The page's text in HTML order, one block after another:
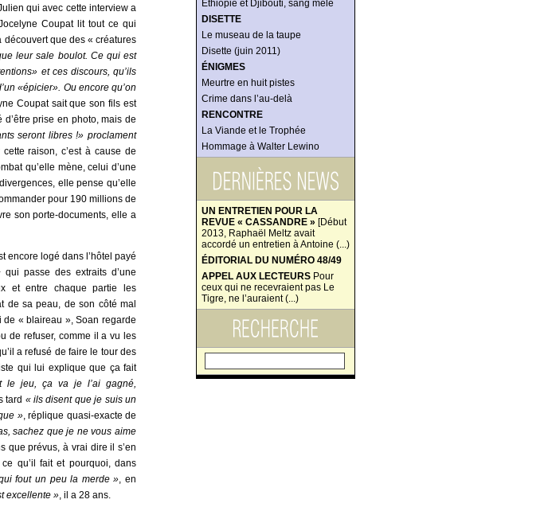
Éthiopie et Djibouti, sang mêlé
DISETTE
Le museau de la taupe
Disette (juin 2011)
ÉNIGMES
Meurtre en huit pistes
Crime dans l’au-delà
RENCONTRE
La Viande et le Trophée
Hommage à Walter Lewino
UN ENTRETIEN POUR LA
REVUE « CASSANDRE » [Début
2013, Raphaël Meltz avait
accordé un entretien à Antoine (...)
ÉDITORIAL DU NUMÉRO 48/49
APPEL AUX LECTEURS Pour
ceux qui ne recevraient pas Le
Tigre, ne l’auraient (...)
qui avec cette interview a
Coupat lit tout ce qui
découvert que des « créatures
leur sale boulot. Ce qui est
et ces discours, qu’ils
«épicier». Ou encore qu’on
Coupat sait que son fils est
prise en photo, mais de
seront libres !» proclament
raison, c’est à cause de
qu’elle mène, celui d’une
elle pense qu’elle
pour 190 millions de
son porte-documents, elle a
encore logé dans l’hôtel payé
passe des extraits d’une
et entre chaque partie les
de sa peau, de son côté mal
de « blaireau », Soan regarde
de refuser, comme il a vu les
a refusé de faire le tour des
qui lui explique que ça fait
le jeu, ça va je l’ai gagné,
tard « ils disent que je suis un
», réplique quasi-exacte de
sachez que je ne vous aime
que prévus, à vrai dire il s’en
qu’il fait et pourquoi, dans
fout un peu la merde », en
excellente », il a 28 ans.